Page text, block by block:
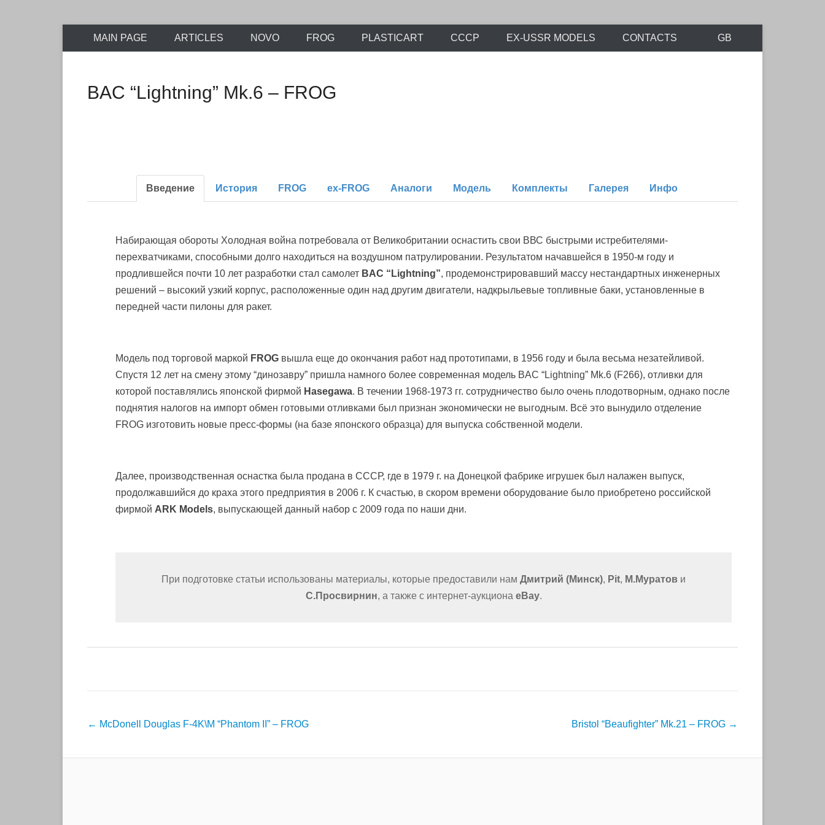
to
retromodels.org
MAIN PAGE ARTICLES NOVO FROG PLASTICART СССР EX-USSR MODELS CONTACTS GB
BAC “Lightning” Mk.6 – FROG
Введение История FROG ex-FROG Аналоги Модель Комплекты Галерея Инфо
Набирающая обороты Холодная война потребовала от Великобритании оснастить свои ВВС быстрыми истребителями-
перехватчиками, способными долго находиться на воздушном патрулировании. Результатом начавшейся в 1950-м году и
продлившейся почти 10 лет разработки стал самолет BAC “Lightning”, продемонстрировавший массу нестандартных инженерных
решений – высокий узкий корпус, расположенные один над другим двигатели, надкрыльевые топливные баки, установленные в
передней части пилоны для ракет.
Модель под торговой маркой FROG вышла еще до окончания работ над прототипами, в 1956 году и была весьма незатейливой.
Спустя 12 лет на смену этому “динозавру” пришла намного более современная модель BAC “Lightning” Mk.6 (F266), отливки для
которой поставлялись японской фирмой Hasegawa. В течении 1968-1973 гг. сотрудничество было очень плодотворным, однако после
поднятия налогов на импорт обмен готовыми отливками был признан экономически не выгодным. Всё это вынудило отделение
FROG изготовить новые пресс-формы (на базе японского образца) для выпуска собственной модели.
Далее, производственная оснастка была продана в СССР, где в 1979 г. на Донецкой фабрике игрушек был налажен выпуск,
продолжавшийся до краха этого предприятия в 2006 г. К счастью, в скором времени оборудование было приобретено российской
фирмой ARK Models, выпускающей данный набор с 2009 года по наши дни.
При подготовке статьи использованы материалы, которые предоставили нам Дмитрий (Минск), Pit, М.Муратов и
С.Просвирнин, а также с интернет-аукциона eBay.
Post
← McDonell Douglas F-4K\M “Phantom II” – FROG Bristol “Beaufighter” Mk.21 – FROG →